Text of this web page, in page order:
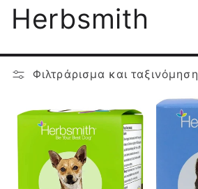
Σ
υ
λ
λ
ο
Herbsmith
Φιλτράρισμα και ταξινόμηση